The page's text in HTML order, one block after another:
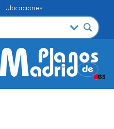
Ubicaciones